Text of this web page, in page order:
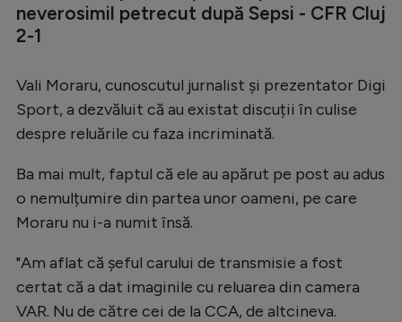
Clasamente
Tenis
Handbal
Natație
Formula 1
Auto
Rugby
neverosimil petrecut după Sepsi - CFR Cluj
2-1
Vali Moraru, cunoscutul jurnalist și prezentator Digi
Sport, a dezvăluit că au existat discuții în culise
despre reluările cu faza incriminată.
Ba mai mult, faptul că ele au apărut pe post au adus
o nemulțumire din partea unor oameni, pe care
Moraru nu i-a numit însă.
"Am aflat că șeful carului de transmisie a fost
certat că a dat imaginile cu reluarea din camera
VAR. Nu de către cei de la CCA, de altcineva.